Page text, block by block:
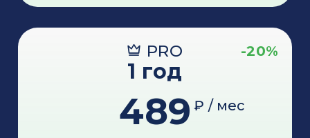
PRO -20%
1 год
489 ₽ / мес